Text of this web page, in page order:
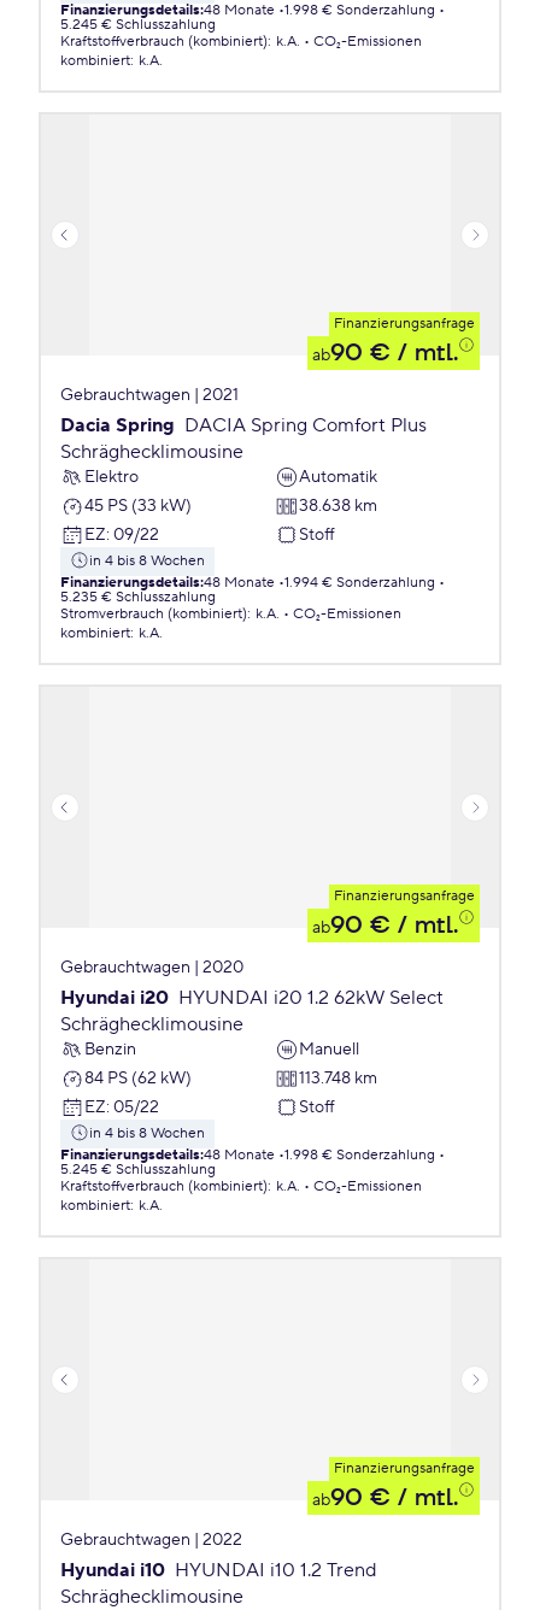
Finanzierungsdetails:48 Monate 1.998 € Sonderzahlung
5.245 € Schlusszahlung
Kraftstoffverbrauch (kombiniert): k.A.
CO₂-Emissionen
kombiniert: k.A.
Finanzierungsanfrage
ab90 € / mtl.
Gebrauchtwagen | 2021
Dacia Spring DACIA Spring Comfort Plus
Schräghecklimousine
Elektro
Automatik
45 PS (33 kW)
38.638 km
EZ: 09/22 Stoff
in 4 bis 8 Wochen
Finanzierungsdetails:48 Monate 1.994 € Sonderzahlung
5.235 € Schlusszahlung
Stromverbrauch (kombiniert): k.A.
CO₂-Emissionen
kombiniert: k.A.
Finanzierungsanfrage
ab90 € / mtl.
Gebrauchtwagen | 2020
Hyundai i20 HYUNDAI i20 1.2 62kW Select
Schräghecklimousine
Benzin
Manuell
84 PS (62 kW)
113.748 km
EZ: 05/22 Stoff
in 4 bis 8 Wochen
Finanzierungsdetails:48 Monate 1.998 € Sonderzahlung
5.245 € Schlusszahlung
Kraftstoffverbrauch (kombiniert): k.A.
CO₂-Emissionen
kombiniert: k.A.
Finanzierungsanfrage
ab90 € / mtl.
Gebrauchtwagen | 2022
Hyundai i10 HYUNDAI i10 1.2 Trend
Schräghecklimousine